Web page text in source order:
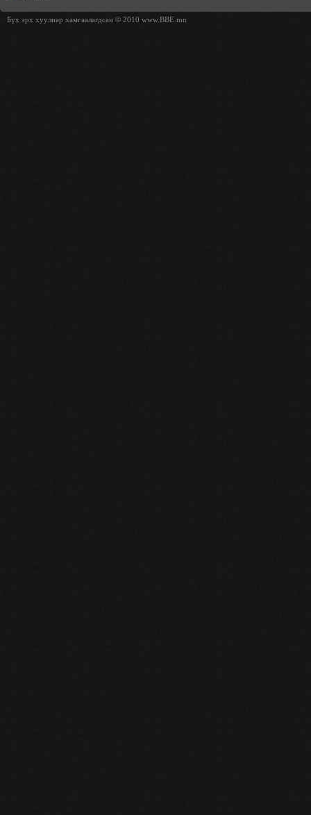
Бүх эрх хуулиар хамгаалагдсан © 2010 www.BBE.mn